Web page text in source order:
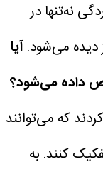
نه‌تنها در
دیده می‌شود.آیا
داده می‌شود؟
شناسایی کردند که می‌توانند
کنند. به